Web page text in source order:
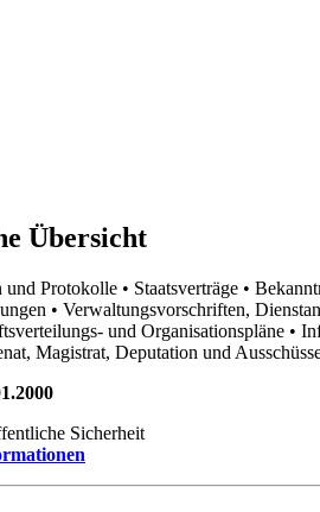
Übersicht
und Protokolle • Staatsverträge •
• Verwaltungsvorschriften,
und Organisationspläne •
Magistrat, Deputation und